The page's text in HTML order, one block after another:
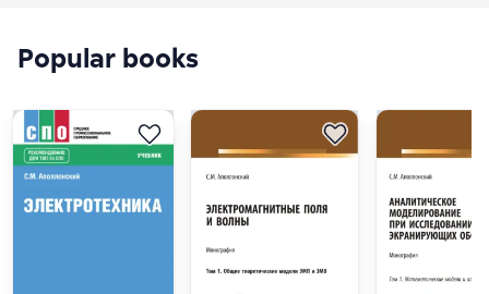
Popular books